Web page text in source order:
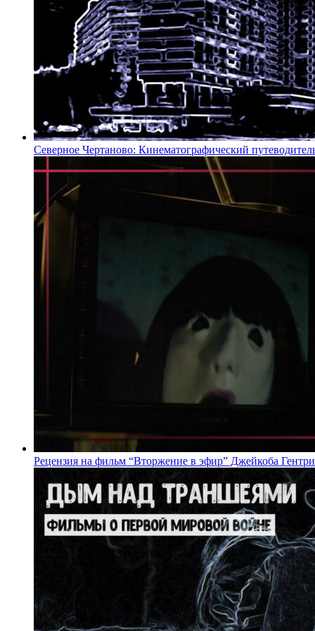
Северное Чертаново: Кинематографический
Рецензия на фильм “Вторжение в эфир” Джейкоба Гентри